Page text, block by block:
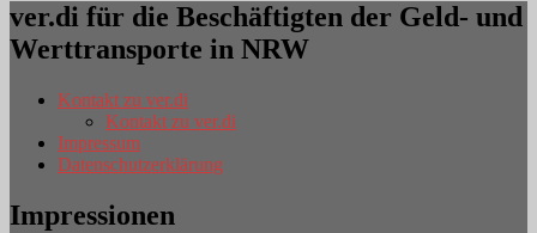
ver.di für die Beschäftigten der Geld- und
Werttransporte in NRW
Kontakt zu ver.di
Kontakt zu ver.di
Impressum
Datenschutzerklärung
Impressionen